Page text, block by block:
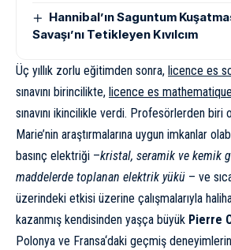
Hannibal’ın Saguntum
Savaşı’nı Tetikleyen Kıvılcım
Üç yıllık zorlu eğitimden sonra, licence es
sınavını birincilikte, licence es
sınavını ikincilikle verdi. Profesörlerden biri
Marie’nin araştırmalarına uygun imkanlar
basınç elektriği –kristal, seramik ve kemik
maddelerde toplanan elektrik yükü – ve
üzerindeki etkisi üzerine çalışmalarıyla
kazanmış kendisinden yaşça büyük Pierre
Polonya ve Fransa‘daki geçmiş